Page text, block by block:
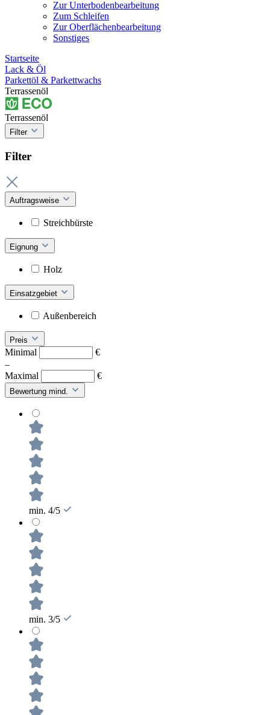
Zur Unterbodenbearbeitung
Zum Schleifen
Zur Oberflächenbearbeitung
Sonstiges
Startseite
Lack & Öl
Parkettöl & Parkettwachs
Terrassenöl
Terrassenöl
Filter
Filter
Auftragsweise
Streichbürste
Eignung
Holz
Einsatzgebiet
Außenbereich
Preis
Minimal
€
–
Maximal
€
Bewertung mind.
min. 4/5
min. 3/5